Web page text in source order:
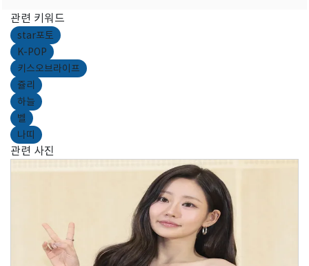
관련 키워드
star포토
K-POP
키스오브라이프
쥴리
하늘
벨
나띠
관련 사진